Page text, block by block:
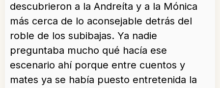
descubrieron a la Andreíta y a la Mónica
más cerca de lo aconsejable detrás del
roble de los subibajas. Ya nadie
preguntaba mucho qué hacía ese
escenario ahí porque entre cuentos y
mates ya se había puesto entretenida la